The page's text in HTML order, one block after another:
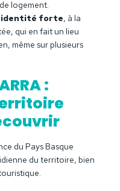
logement.
identité forte, à la
qui en fait un lieu
même sur plusieurs
:
du Pays Basque
du territoire, bien